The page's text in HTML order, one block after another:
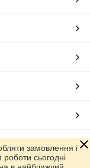
замовлення і
роботи сьогодні